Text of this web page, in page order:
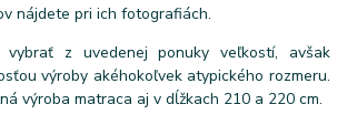
nájdete pri ich fotografiách.
z uvedenej ponuky veľkostí, avšak
výroby akéhokoľvek atypického rozmeru.
výroba matraca aj v dĺžkach 210 a 220 cm.